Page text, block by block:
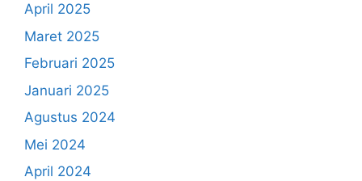
April 2025
Maret 2025
Februari 2025
Januari 2025
Agustus 2024
Mei 2024
April 2024